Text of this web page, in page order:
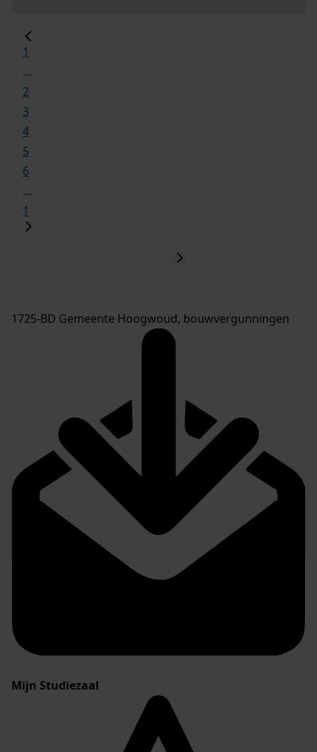
1
...
2
3
4
5
6
...
1
1725-BD Gemeente Hoogwoud, bouwvergunningen
Mijn Studiezaal